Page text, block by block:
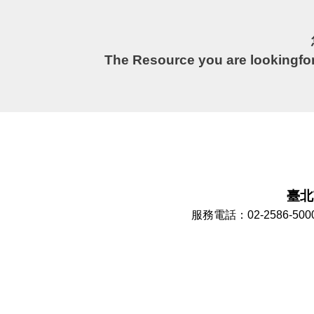
The Resource you are
臺
服務電話：02-2586-